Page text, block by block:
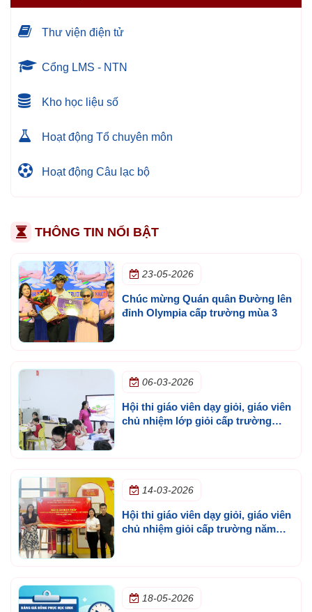
Thư viện điện tử
Cổng LMS - NTN
Kho học liệu số
Hoạt động Tổ chuyên môn
Hoạt động Câu lạc bộ
THÔNG TIN NỔI BẬT
23-05-2026
Chúc mừng Quán quân Đường lên
đỉnh Olympia cấp trường mùa 3
06-03-2026
Hội thi giáo viên dạy giỏi, giáo viên
chủ nhiệm lớp giỏi cấp trường
14-03-2026
Hội thi giáo viên dạy giỏi, giáo viên
chủ nhiệm giỏi cấp trường năm
18-05-2026